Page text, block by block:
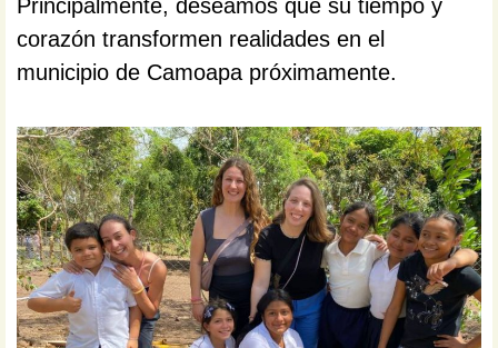
Principalmente, deseamos que su tiempo y
corazón transformen realidades en el
municipio de Camoapa próximamente.